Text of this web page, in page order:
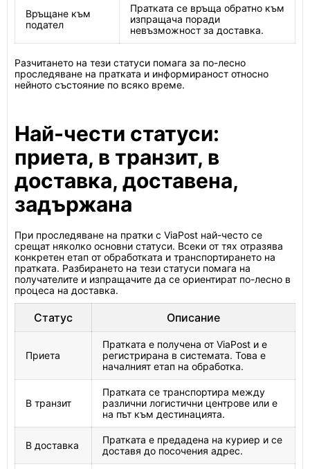
Връщане към
подател
Пратката се връща обратно към
изпращача поради
невъзможност за доставка.
Разчитането на тези статуси помага за по-лесно
проследяване на пратката и информираност относно
нейното състояние по всяко време.
Най-чести статуси:
приета, в транзит, в
доставка, доставена,
задържана
При проследяване на пратки с ViaPost най-често се
срещат няколко основни статуси. Всеки от тях отразява
конкретен етап от обработката и транспортирането на
пратката. Разбирането на тези статуси помага на
получателите и изпращачите да се ориентират по-лесно в
процеса на доставка.
Статус Описание
Приета
Пратката е получена от ViaPost и е
регистрирана в системата. Това е
началният етап на обработка.
В транзит
Пратката се транспортира между
различни логистични центрове или е
на път към дестинацията.
В доставка
Пратката е предадена на куриер и се
доставя до посочения адрес.